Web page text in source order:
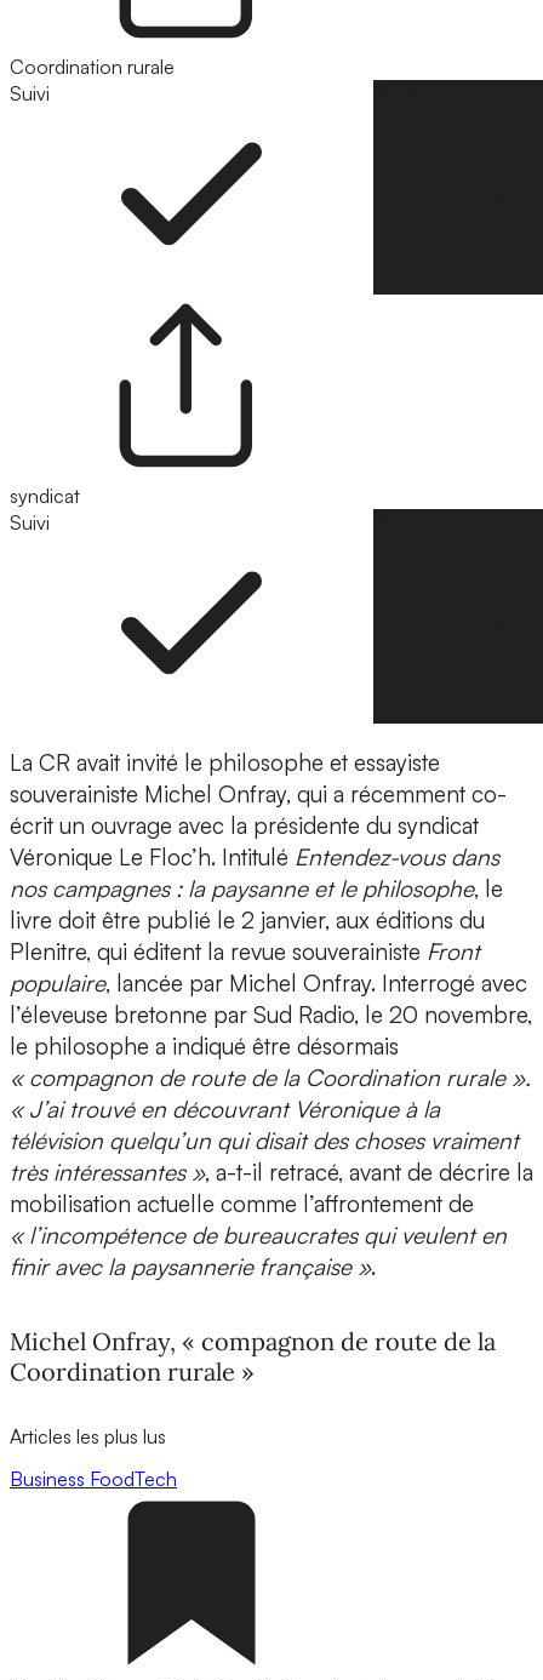
Coordination rurale
Suivi
syndicat
Suivi
La CR avait invité le philosophe et essayiste
souverainiste Michel Onfray, qui a récemment co-
écrit un ouvrage avec la présidente du syndicat
Véronique Le Floc’h. Intitulé Entendez-vous dans
nos campagnes : la paysanne et le philosophe, le
livre doit être publié le 2 janvier, aux éditions du
Plenitre, qui éditent la revue souverainiste Front
populaire, lancée par Michel Onfray. Interrogé avec
l’éleveuse bretonne par Sud Radio, le 20 novembre,
le philosophe a indiqué être désormais
« compagnon de route de la Coordination rurale ».
« J’ai trouvé en découvrant Véronique à la
télévision quelqu’un qui disait des choses vraiment
très intéressantes », a-t-il retracé, avant de décrire la
mobilisation actuelle comme l’affrontement de
« l’incompétence de bureaucrates qui veulent en
finir avec la paysannerie française ».
Michel Onfray, « compagnon de route de la
Coordination rurale »
Articles les plus lus
Business FoodTech